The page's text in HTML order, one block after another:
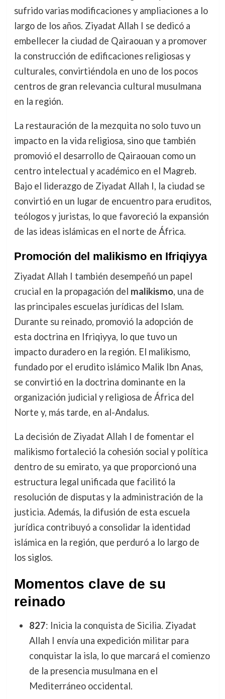
sufrido varias modificaciones y ampliaciones a lo
largo de los años. Ziyadat Allah I se dedicó a
embellecer la ciudad de Qairaouan y a promover
la construcción de edificaciones religiosas y
culturales, convirtiéndola en uno de los pocos
centros de gran relevancia cultural musulmana
en la región.
La restauración de la mezquita no solo tuvo un
impacto en la vida religiosa, sino que también
promovió el desarrollo de Qairaouan como un
centro intelectual y académico en el Magreb.
Bajo el liderazgo de Ziyadat Allah I, la ciudad se
convirtió en un lugar de encuentro para eruditos,
teólogos y juristas, lo que favoreció la expansión
de las ideas islámicas en el norte de África.
Promoción del malikismo en Ifriqiyya
Ziyadat Allah I también desempeñó un papel
crucial en la propagación del malikismo, una de
las principales escuelas jurídicas del Islam.
Durante su reinado, promovió la adopción de
esta doctrina en Ifriqiyya, lo que tuvo un
impacto duradero en la región. El malikismo,
fundado por el erudito islámico Malik Ibn Anas,
se convirtió en la doctrina dominante en la
organización judicial y religiosa de África del
Norte y, más tarde, en al-Andalus.
La decisión de Ziyadat Allah I de fomentar el
malikismo fortaleció la cohesión social y política
dentro de su emirato, ya que proporcionó una
estructura legal unificada que facilitó la
resolución de disputas y la administración de la
justicia. Además, la difusión de esta escuela
jurídica contribuyó a consolidar la identidad
islámica en la región, que perduró a lo largo de
los siglos.
Momentos clave de su
reinado
827: Inicia la conquista de Sicilia. Ziyadat
Allah I envía una expedición militar para
conquistar la isla, lo que marcará el comienzo
de la presencia musulmana en el
Mediterráneo occidental.